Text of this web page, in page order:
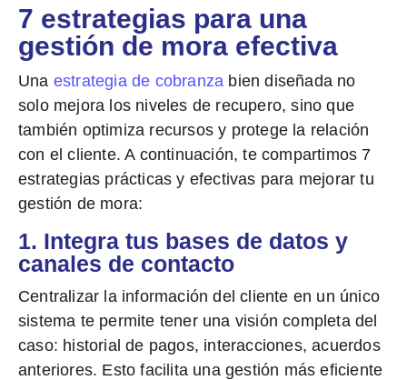
7 estrategias para una
gestión de mora efectiva
Una estrategia de cobranza bien diseñada no
solo mejora los niveles de recupero, sino que
también optimiza recursos y protege la relación
con el cliente. A continuación, te compartimos 7
estrategias prácticas y efectivas para mejorar tu
gestión de mora:
1. Integra tus bases de datos y
canales de contacto
Centralizar la información del cliente en un único
sistema te permite tener una visión completa del
caso: historial de pagos, interacciones, acuerdos
anteriores. Esto facilita una gestión más eficiente